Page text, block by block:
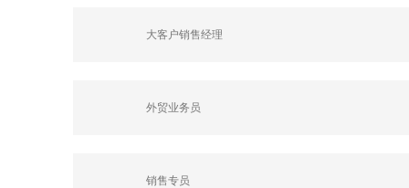
大客户销售经理
外贸业务员
销售专员